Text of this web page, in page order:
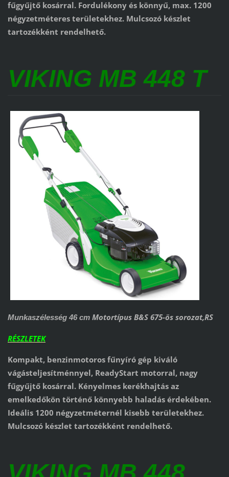
fűgyűjtő kosárral. Fordulékony és könnyű, max. 1200
négyzetméteres területekhez. Mulcsozó készlet
tartozékként rendelhető.
VIKING MB 448 T
Munkaszélesség 46 cm Motortípus B&S 675-ös sorozat,RS
RÉSZLETEK
Kompakt, benzinmotoros fűnyíró gép kiváló
vágásteljesítménnyel, ReadyStart motorral, nagy
fűgyűjtő kosárral. Kényelmes kerékhajtás az
emelkedőkön történő könnyebb haladás érdekében.
Ideális 1200 négyzetméternél kisebb területekhez.
Mulcsozó készlet tartozékként rendelhető.